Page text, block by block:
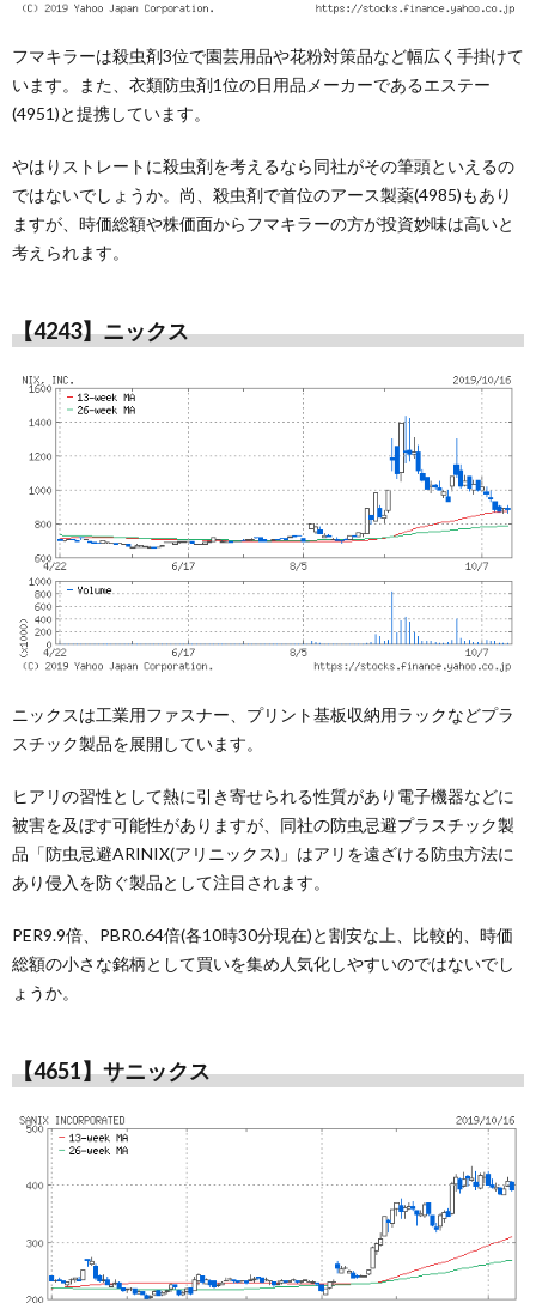
フマキラーは殺虫剤3位で園芸用品や花粉対策品など幅広く手掛けて
います。また、衣類防虫剤1位の日用品メーカーであるエステー
(4951)と提携しています。
やはりストレートに殺虫剤を考えるなら同社がその筆頭といえるの
ではないでしょうか。尚、殺虫剤で首位のアース製薬(4985)もあり
ますが、時価総額や株価面からフマキラーの方が投資妙味は高いと
考えられます。
【4243】ニックス
ニックスは工業用ファスナー、プリント基板収納用ラックなどプラ
スチック製品を展開しています。
ヒアリの習性として熱に引き寄せられる性質があり電子機器などに
被害を及ぼす可能性がありますが、同社の防虫忌避プラスチック製
品「防虫忌避ARINIX(アリニックス)」はアリを遠ざける防虫方法に
あり侵入を防ぐ製品として注目されます。
PER9.9倍、PBR0.64倍(各10時30分現在)と割安な上、比較的、時価
総額の小さな銘柄として買いを集め人気化しやすいのではないでし
ょうか。
【4651】サニックス